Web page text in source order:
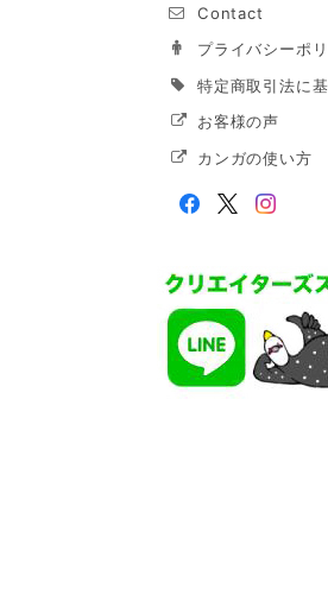
Contact
プライバシーポ
特定商取引法に
お客様の声
カンガの使い方